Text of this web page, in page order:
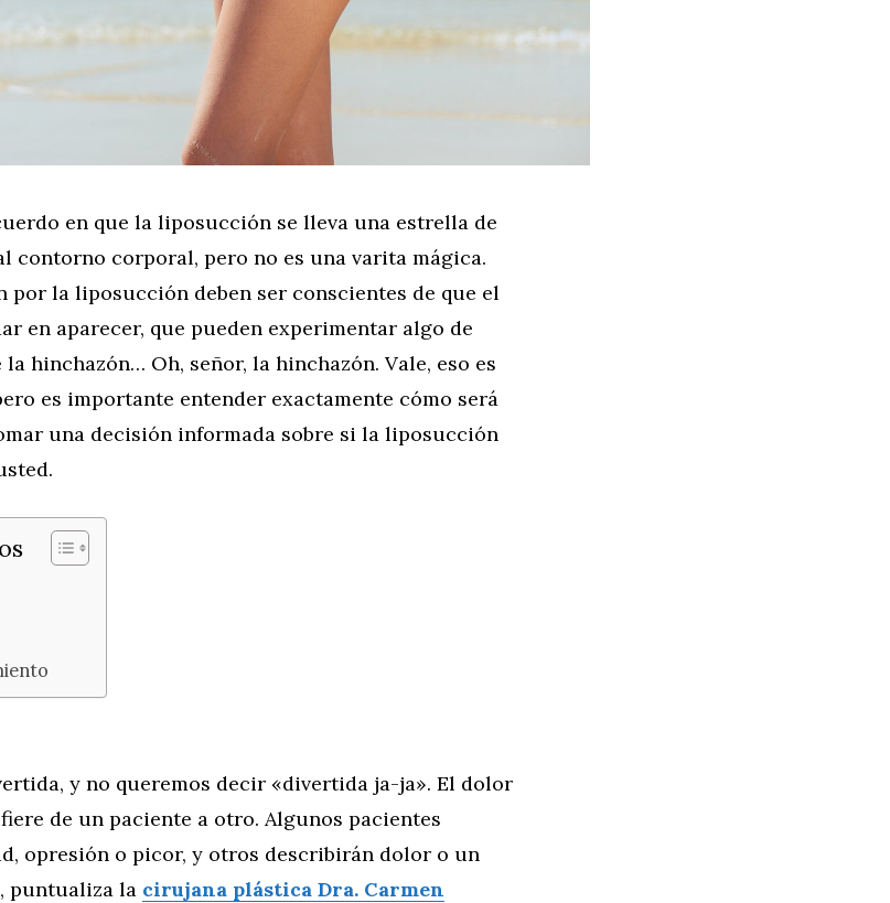
en que la liposucción se lleva una estrella de
contorno corporal, pero no es una varita mágica.
por la liposucción deben ser conscientes de que el
en aparecer, que pueden experimentar algo de
hinchazón… Oh, señor, la hinchazón. Vale, eso es
es importante entender exactamente cómo será
una decisión informada sobre si la liposucción
y no queremos decir «divertida ja-ja». El dolor
de un paciente a otro. Algunos pacientes
opresión o picor, y otros describirán dolor o un
puntualiza la cirujana plástica Dra. Carmen